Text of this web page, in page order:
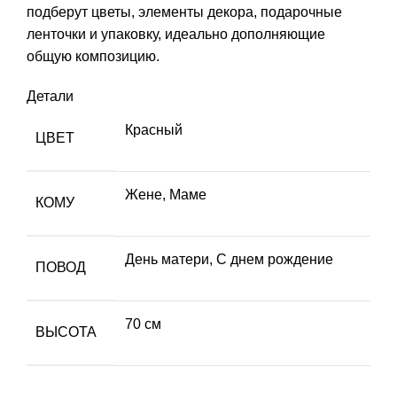
подберут цветы, элементы декора, подарочные
ленточки и упаковку, идеально дополняющие
общую композицию.
Детали
ЦВЕТ
Красный
КОМУ
Жене, Маме
ПОВОД
День матери, С днем рождение
ВЫСОТА
70 см